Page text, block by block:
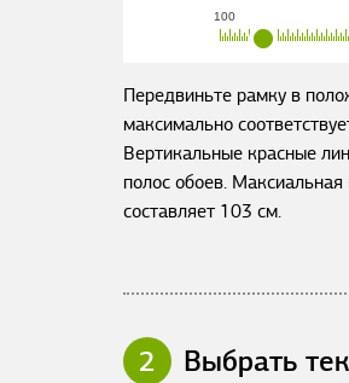
100
Передвиньте рамку в
максимально
Вертикальные красные
полос обоев.
составляет 103 см.
2 Выбрать